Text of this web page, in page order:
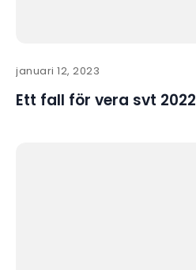
januari 12, 2023
Ett fall för vera svt 2022